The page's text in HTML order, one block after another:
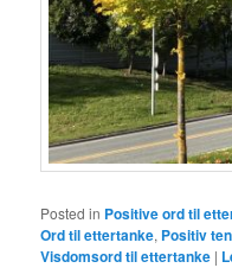
Posted in Positive ord til
Ord til ettertanke, Positiv
Visdomsord til ettertanke |